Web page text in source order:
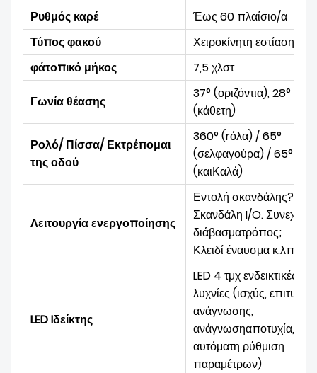
Ρυθμός καρέ
Έως 60 πλαίσιο/α
Τύπος φακού
Χειροκίνητη εστίαση
φάτοπικό μήκος 7,5 χλστ
Γωνία θέασης
37° (οριζόντια), 28°
(κάθετη)
Ρολό/ Πίσσα/ Εκτρέπομαι
της οδού
360° (rόλα)/ 65°
(σελφαγούρα)/ 65°
(καιΚαλά)
Λειτουργία ενεργοποίησης
Εντολή σκανδάλης?
Σκανδάλη I/O. Συνεχές
διάβασματρόπος;
Κλειδίέναυσμα κ.λπ.
LED Iδείκτης
LED 4 τμχενδεικτικές
λυχνίες (ισχύς, επιτυχία
ανάγνωσης,
ανάγνωσηαποτυχία,
αυτόματη ρύθμιση
παραμέτρων)